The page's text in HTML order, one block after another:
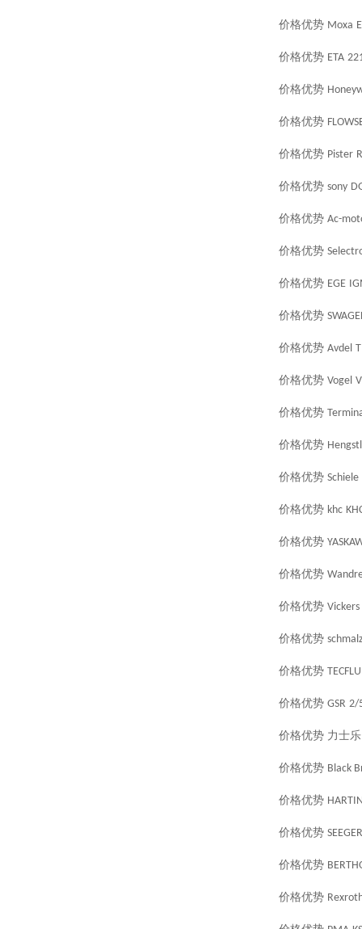
价格优势 Moxa
价格优势 ETA
价格优势
价格优势
价格优势 Pister
价格优势 sony
价格优势 Ac-
价格优势
价格优势 EGE
价格优势
价格优势 Avdel
价格优势 Vogel
价格优势
价格优势
价格优势 Schiele
价格优势 khc
价格优势
价格优势
价格优势 Vickers
价格优势
价格优势
价格优势 GSR 2/
价格优势 力士乐
价格优势 Black
价格优势
价格优势 SEEGER
价格优势
价格优势